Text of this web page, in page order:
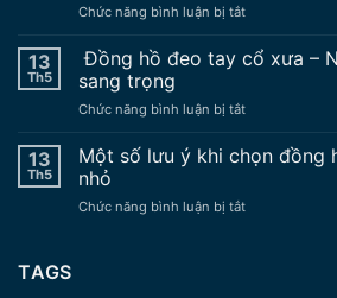
nên
dụng
nâng
chế
Chức năng bình luận bị tắtở
hồ
Mido
tay
Vẻ
Đẹp
Tồn
13
Th5
Đồng hồ đeo tay cổ xưa –
sang trọng
Chức năng bình luận bị tắtở
đeo
cổ
13
Th5
Một số lưu ý khi chọn đồng
nhỏ
Chức năng bình luận bị tắtở
TAGS